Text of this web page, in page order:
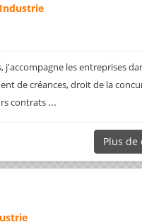
les entreprises
de créances, droit de la
contrats ...
Plus de